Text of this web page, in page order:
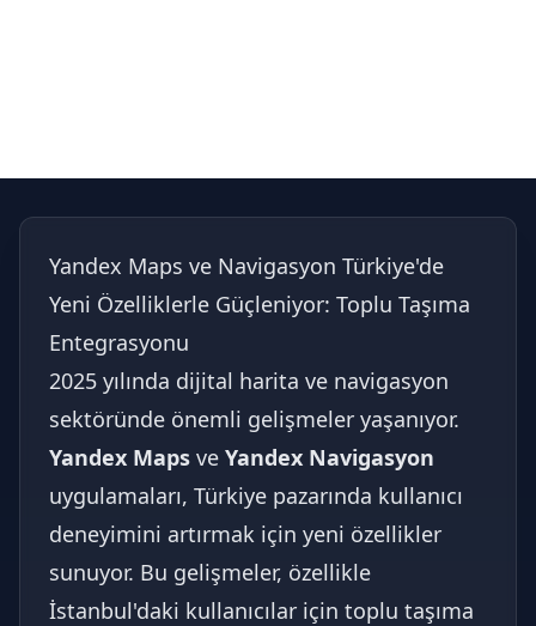
Yandex Maps ve Navigasyon Türkiye'de
Yeni Özelliklerle Güçleniyor: Toplu Taşıma
Entegrasyonu
2025 yılında dijital harita ve navigasyon
sektöründe önemli gelişmeler yaşanıyor.
Yandex Maps ve Yandex Navigasyon
uygulamaları, Türkiye pazarında kullanıcı
deneyimini artırmak için yeni özellikler
sunuyor. Bu gelişmeler, özellikle
İstanbul'daki kullanıcılar için toplu taşıma